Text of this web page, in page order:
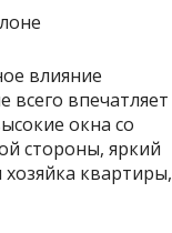
влияние
впечатляет
окна со
стороны, яркий
квартиры,